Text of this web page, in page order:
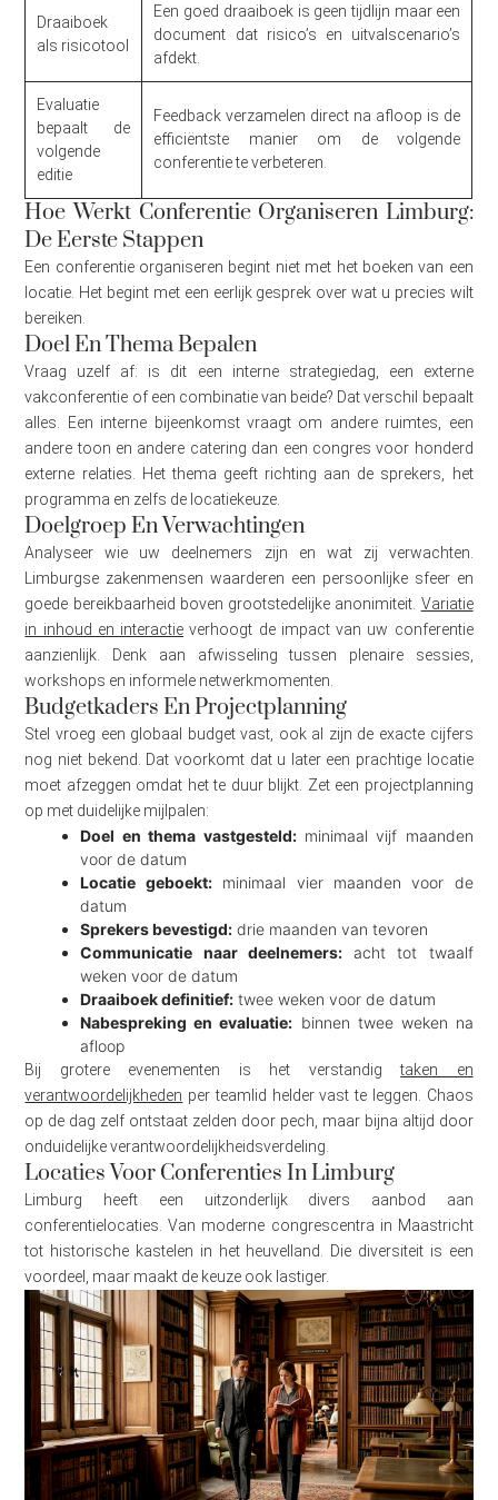
Draaiboek
als risicotool
Een goed draaiboek is geen tijdlijn maar een
document dat risico’s en uitvalscenario’s
afdekt.
Evaluatie
bepaalt de
volgende
editie
Feedback verzamelen direct na afloop is de
efficiëntste manier om de volgende
conferentie te verbeteren.
Hoe Werkt Conferentie Organiseren Limburg:
De Eerste Stappen
Een conferentie organiseren begint niet met het boeken van een
locatie. Het begint met een eerlijk gesprek over wat u precies wilt
bereiken.
Doel En Thema Bepalen
Vraag uzelf af: is dit een interne strategiedag, een externe
vakconferentie of een combinatie van beide? Dat verschil bepaalt
alles. Een interne bijeenkomst vraagt om andere ruimtes, een
andere toon en andere catering dan een congres voor honderd
externe relaties. Het thema geeft richting aan de sprekers, het
programma en zelfs de locatiekeuze.
Doelgroep En Verwachtingen
Analyseer wie uw deelnemers zijn en wat zij verwachten.
Limburgse zakenmensen waarderen een persoonlijke sfeer en
goede bereikbaarheid boven grootstedelijke anonimiteit. Variatie
in inhoud en interactie verhoogt de impact van uw conferentie
aanzienlijk. Denk aan afwisseling tussen plenaire sessies,
workshops en informele netwerkmomenten.
Budgetkaders En Projectplanning
Stel vroeg een globaal budget vast, ook al zijn de exacte cijfers
nog niet bekend. Dat voorkomt dat u later een prachtige locatie
moet afzeggen omdat het te duur blijkt. Zet een projectplanning
op met duidelijke mijlpalen:
Doel en thema vastgesteld:minimaal vijf maanden
voor de datum
Locatie geboekt:minimaal vier maanden voor de
datum
Sprekers bevestigd: drie maanden van tevoren
Communicatie naar deelnemers:acht tot twaalf
weken voor de datum
Draaiboek definitief: twee weken voor de datum
Nabespreking en evaluatie: binnen twee weken na
afloop
Bij grotere evenementen is het verstandigtaken en
verantwoordelijkheden per teamlid helder vast te leggen. Chaos
op de dag zelf ontstaat zelden door pech, maar bijna altijd door
onduidelijke verantwoordelijkheidsverdeling.
Locaties Voor Conferenties In Limburg
Limburg heeft een uitzonderlijk divers aanbod aan
conferentielocaties. Van moderne congrescentra in Maastricht
tot historische kastelen in het heuvelland. Die diversiteit is een
voordeel, maar maakt de keuze ook lastiger.